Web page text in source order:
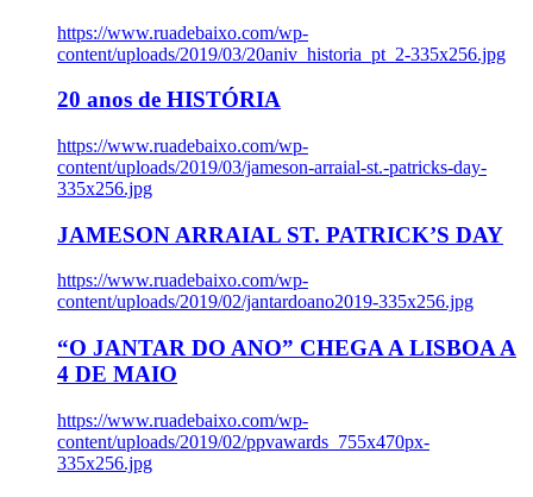
https://www.ruadebaixo.com/wp-
content/uploads/2019/03/20aniv_historia_pt_2-335x256.jpg
20 anos de HISTÓRIA
https://www.ruadebaixo.com/wp-
content/uploads/2019/03/jameson-arraial-st.-patricks-day-
335x256.jpg
JAMESON ARRAIAL ST. PATRICK’S DAY
https://www.ruadebaixo.com/wp-
content/uploads/2019/02/jantardoano2019-335x256.jpg
“O JANTAR DO ANO” CHEGA A LISBOA A
4 DE MAIO
https://www.ruadebaixo.com/wp-
content/uploads/2019/02/ppvawards_755x470px-
335x256.jpg